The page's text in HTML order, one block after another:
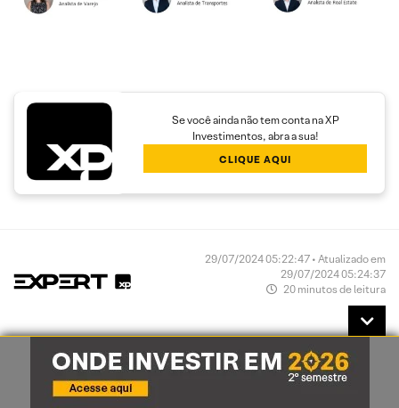
Se você ainda não tem conta na XP
Investimentos, abra a sua!
CLIQUE AQUI
29/07/2024 05:22:47 • Atualizado em
29/07/2024 05:24:37
20 minutos de leitura